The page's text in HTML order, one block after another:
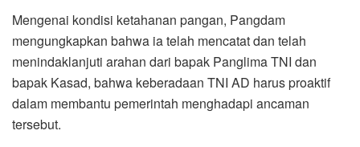
Mengenai kondisi ketahanan pangan, Pangdam
mengungkapkan bahwa ia telah mencatat dan telah
menindaklanjuti arahan dari bapak Panglima TNI dan
bapak Kasad, bahwa keberadaan TNI AD harus proaktif
dalam membantu pemerintah menghadapi ancaman
tersebut.